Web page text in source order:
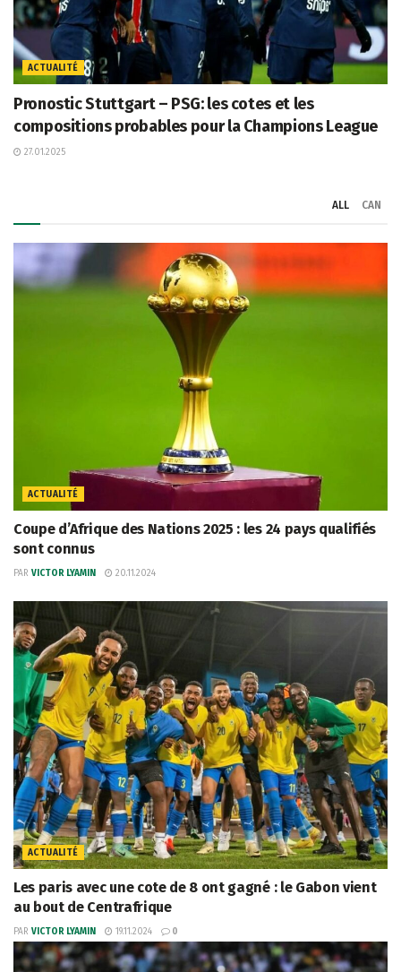
ACTUALITÉ
Pronostic Stuttgart – PSG: les cotes et les
compositions probables pour la Champions League
27.01.2025
ALL CAN
ACTUALITÉ
Coupe d’Afrique des Nations 2025 : les 24 pays qualifiés
sont connus
PAR VICTOR LYAMIN 20.11.2024
ACTUALITÉ
Les paris avec une cote de 8 ont gagné : le Gabon vient
au bout de Centrafrique
PAR VICTOR LYAMIN 19.11.2024 0